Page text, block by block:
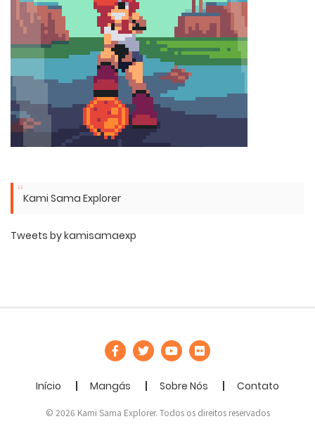
Kami Sama Explorer
Tweets by kamisamaexp
Início Mangás Sobre Nós Contato
© 2026 Kami Sama Explorer. Todos os direitos reservados